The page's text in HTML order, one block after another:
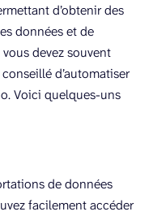
d’obtenir des
données et de
devez souvent
d’automatiser
Voici quelques-uns
de données
facilement accéder